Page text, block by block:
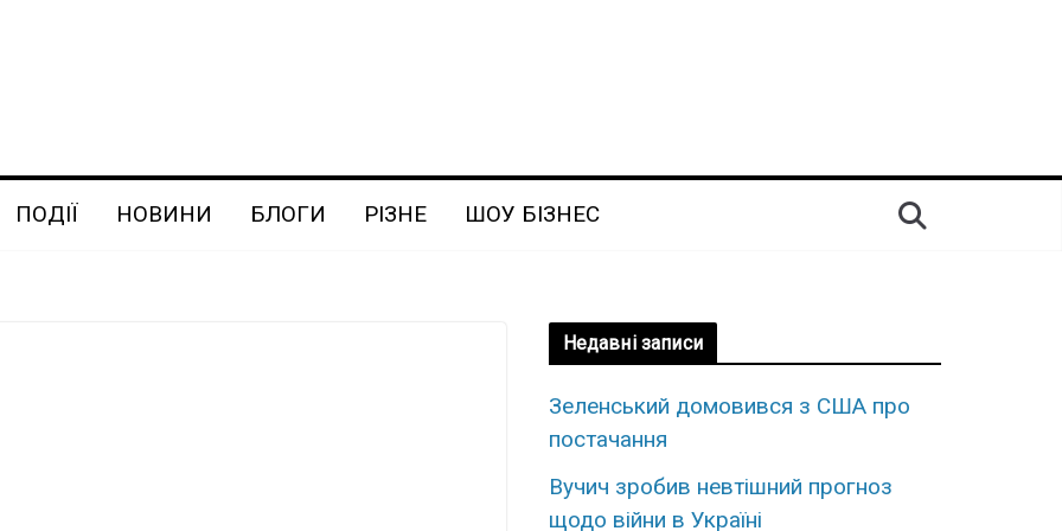
ПОДІЇ НОВИНИ БЛОГИ РІЗНЕ ШОУ БІЗНЕС
Недавні записи
Зеленський домовився з США про
постачання
Вучич зробив невтішний прогноз
щодо війни в Україні